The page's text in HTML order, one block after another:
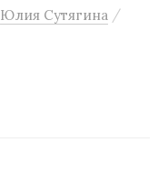
Юлия Сутягина /